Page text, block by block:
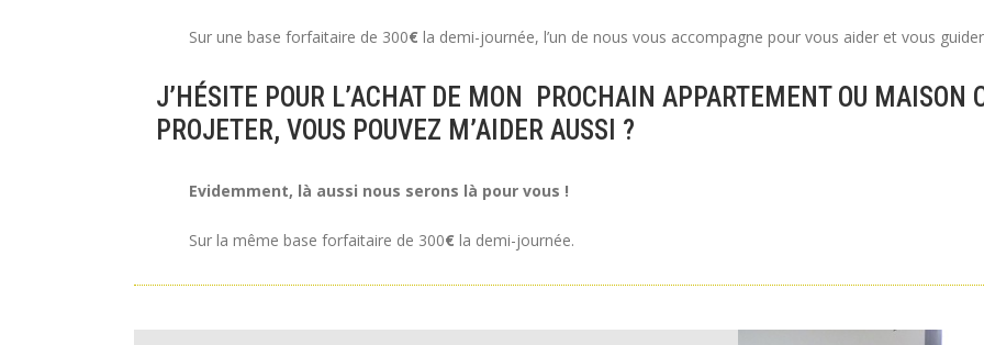
Sur une base forfaitaire de 300€ la demi-journée, l’un de nous vous accompagne pour vous aider et vous
J’HÉSITE POUR L’ACHAT DE MON
PROCHAIN APPARTEMENT OU MAISON
PROJETER, VOUS POUVEZ M’AIDER AUSSI ?
Evidemment, là aussi nous serons là pour vous !
Sur la même base forfaitaire de 300€ la demi-journée.